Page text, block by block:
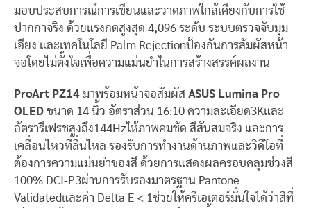
มอบประสบการณ์การเขียนและวาดภาพใกล้เคียงกับการใช้
ปากกาจริง ด้วยแรงกดสูงสุด 4,096 ระดับ ระบบตรวจจับมุม
เอียง และเทคโนโลยี Palm Rejectionป้องกันการสัมผัสหน้า
จอโดยไม่ตั้งใจเพื่อความแม่นยำในการสร้างสรรค์ผลงาน
ProArt PZ14 มาพร้อมหน้าจอสัมผัส ASUS Lumina Pro
OLED ขนาด 14 นิ้ว อัตราส่วน 16:10 ความละเอียด3Kและ
อัตรารีเฟรชสูงถึง144Hzให้ภาพคมชัด สีสันสมจริง และการ
เคลื่อนไหวที่ลื่นไหล รองรับการทำงานด้านภาพและวิดีโอที่
ต้องการความแม่นยำของสี ด้วยการแสดงผลครอบคลุมช่วงสี
100% DCI-P3ผ่านการรับรองมาตรฐาน Pantone
Validatedและค่า Delta E < 1ช่วยให้ครีเอเตอร์มั่นใจได้ว่าสีที่